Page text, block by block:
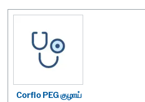
Corflo PEG குழாய்